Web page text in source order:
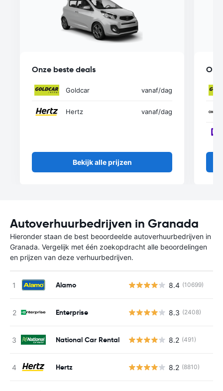
Onze beste deals
Goldcar vanaf/dag
Hertz vanaf/dag
Bekijk alle prijzen
Autoverhuurbedrijven in Granada
Hieronder staan de best beoordeelde autoverhuurbedrijven in
Granada. Vergelijk met één zoekopdracht alle beoordelingen
en prijzen van deze verhuurbedrijven.
Alamo 8.4 (10699)
Enterprise 8.3 (2408)
National Car Rental 8.2 (491)
Hertz 8.2 (8810)